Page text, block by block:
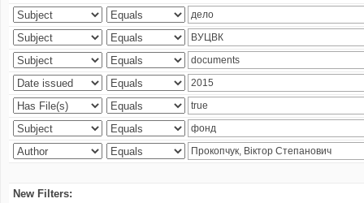
New Filters: